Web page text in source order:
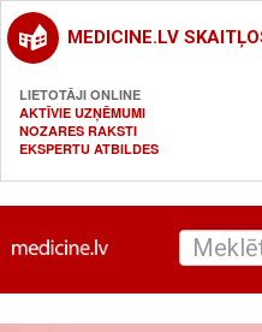
MEDICINE.LV
LIETOTĀJI ONLINE
AKTĪVIE UZŅĒMUMI
NOZARES RAKSTI
EKSPERTU ATBILDES